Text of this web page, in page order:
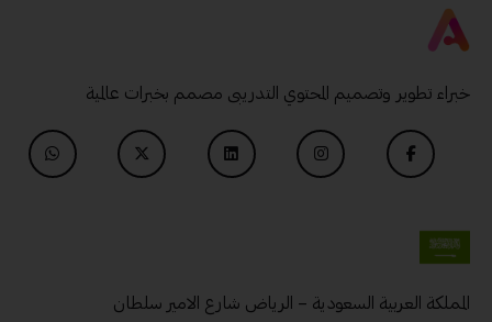
خبراء تطوير وتصميم المحتوي التدريبى مصمم بخبرات عالمية
المملكة العربية السعودية – الرياض شارع الامير سلطان